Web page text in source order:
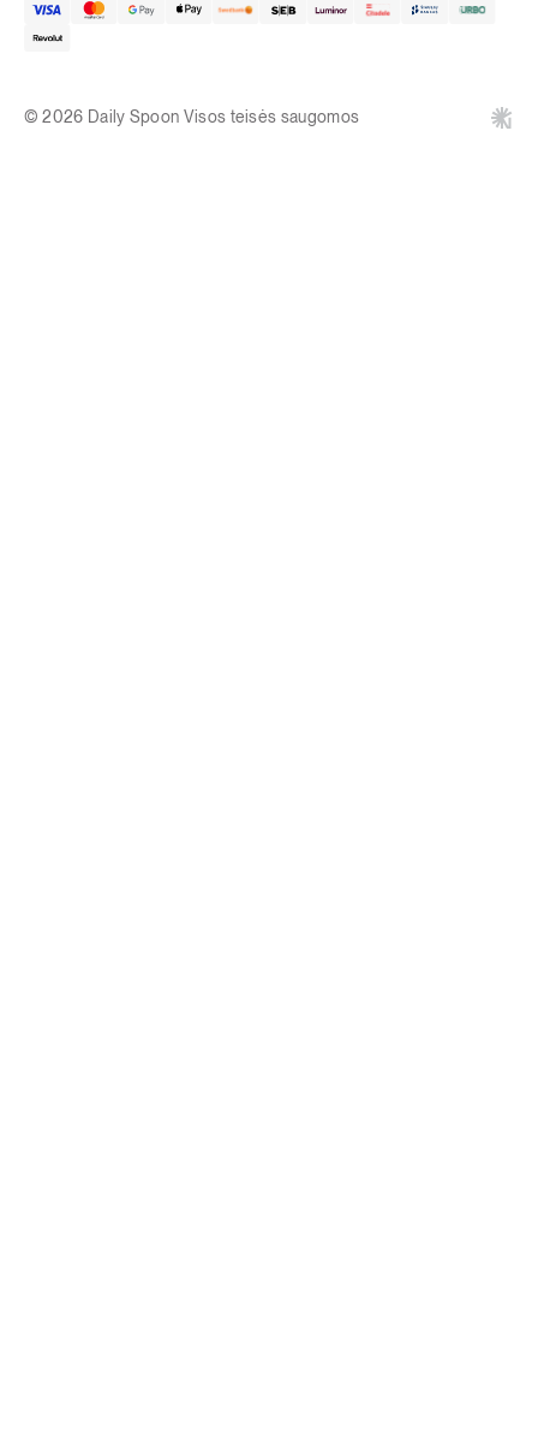
© 2026 Daily Spoon Visos teisės saugomos